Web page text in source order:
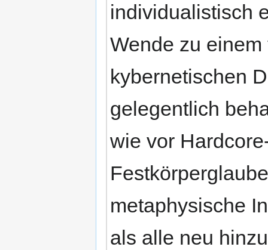
individualistisch
Wende zu
kybernetischen
gelegentlich
wie vor
metaphysische
als alle neu